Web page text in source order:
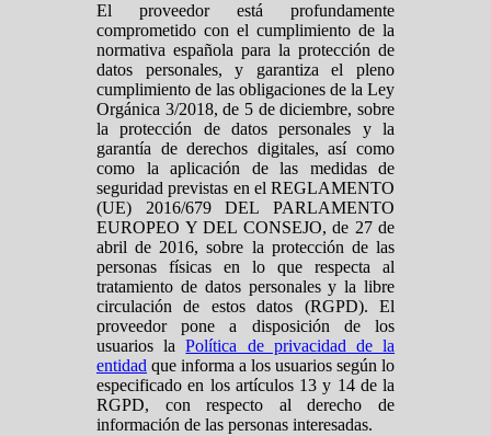
El proveedor está profundamente
comprometido con el cumplimiento de la
normativa española para la protección de
datos personales, y garantiza el pleno
cumplimiento de las obligaciones de la Ley
Orgánica 3/2018, de 5 de diciembre, sobre
la protección de datos personales y la
garantía de derechos digitales, así como
como la aplicación de las medidas de
seguridad previstas en el REGLAMENTO
(UE) 2016/679 DEL PARLAMENTO
EUROPEO Y DEL CONSEJO, de 27 de
abril de 2016, sobre la protección de las
personas físicas en lo que respecta al
tratamiento de datos personales y la libre
circulación de estos datos (RGPD). El
proveedor pone a disposición de los
usuarios laPolítica de privacidad de la
entidad que informa a los usuarios según lo
especificado en los artículos 13 y 14 de la
RGPD, con respecto al derecho de
información de las personas interesadas.